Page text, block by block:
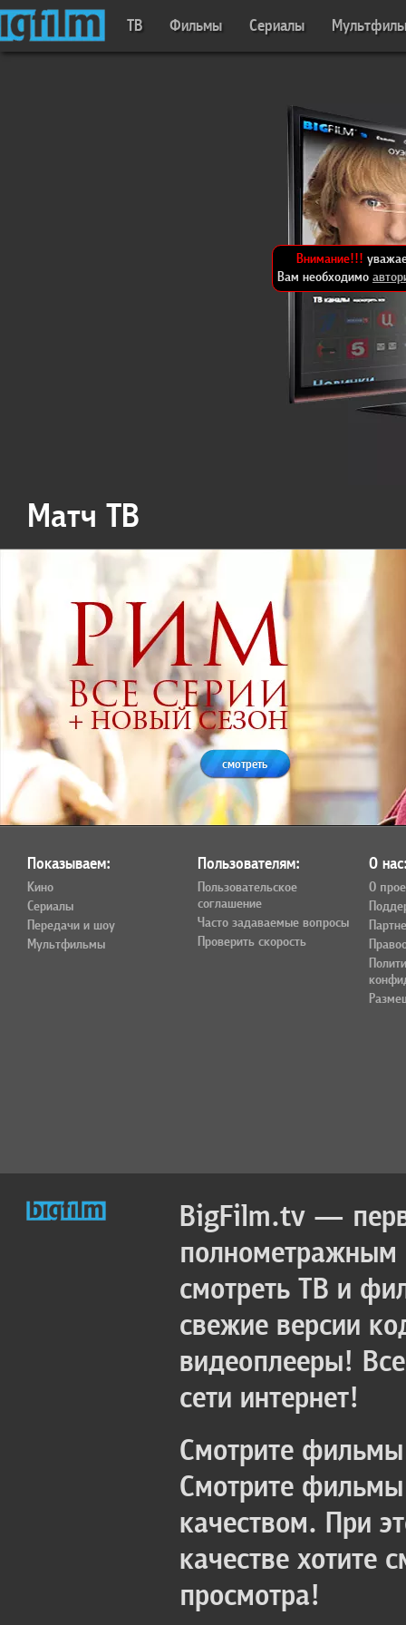
ТВ Фильмы Сериалы
Внимание!!!
Вам необходимо
Матч ТВ
смотреть
Показываем:
Кино
Сериалы
Передачи и шоу
Мультфильмы
Пользователям:
Пользовательское
соглашение
Часто задаваемые вопросы
Проверить скорость
О
О
BigFilm.tv —
полнометражным
смотреть ТВ и
свежие версии
видеоплееры!
сети интернет!
Смотрите
Смотрите
качеством. При
качестве хотите
просмотра!